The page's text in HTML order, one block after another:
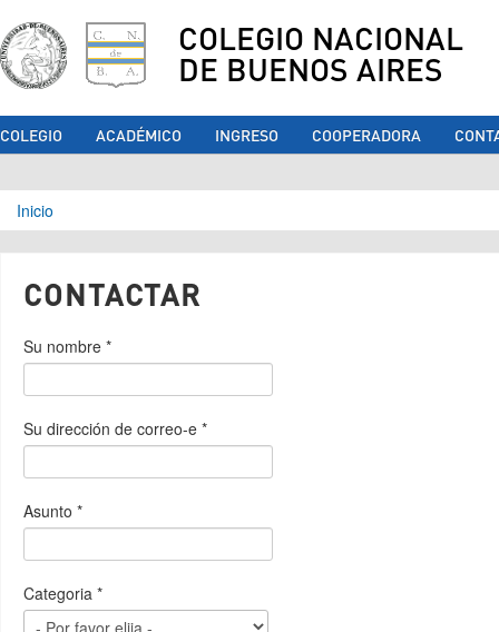
COLEGIO NACIONAL
DE BUENOS AIRES
COLEGIO ACADÉMICO INGRESO COOPERADORA
Se encuentra usted aquí
Inicio
CONTACTAR
Su nombre *
Su dirección de correo-e *
Asunto *
Categoria *